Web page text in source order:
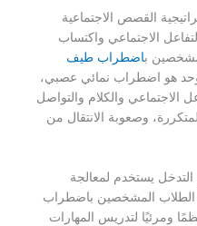
القصص الاجتماعية
الاجتماعي واكتساب
باضطراب طيف
هو اضطراب نمائي عصبي،
والكلام والتواصل
وصعوبة الانتقال من
يستخدم لمعالجة
الطلاب المشخصين باضطراب
ومرئيًا لتدريس المهارات